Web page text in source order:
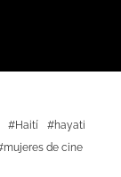
Haití
hayati
mujeres de cine